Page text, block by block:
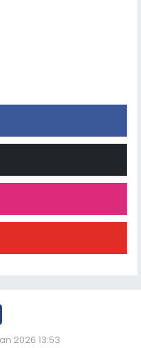
2026 13:53